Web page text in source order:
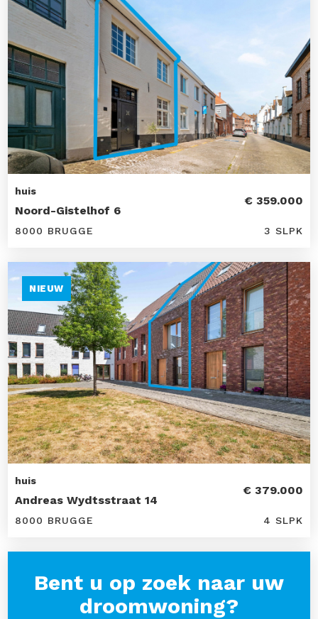
huis
Noord-Gistelhof 6
€ 359.000
8000 BRUGGE 3 SLPK
NIEUW
huis
Andreas Wydtsstraat 14
€ 379.000
8000 BRUGGE 4 SLPK
Bent u op zoek naar uw
droomwoning?